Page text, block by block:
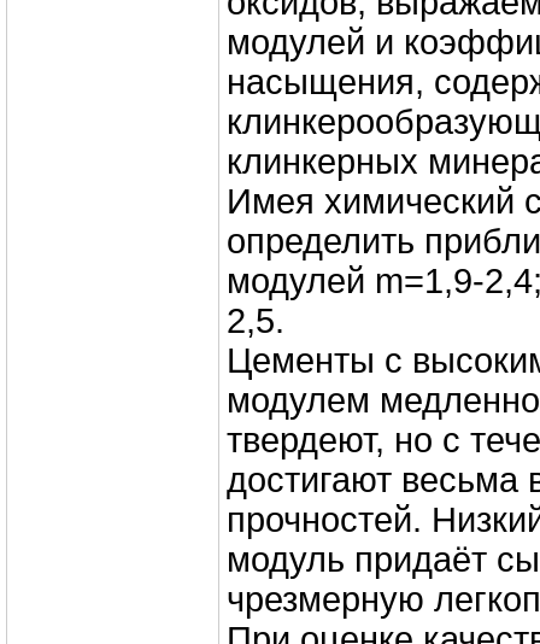
модулей и
насыщения,
клинкерных
Имея химический
определить
модулей m=1,9-
2,5.
Цементы с
модулем
твердеют, но с
достигают весьма
прочностей.
модуль придаёт
чрезмерную